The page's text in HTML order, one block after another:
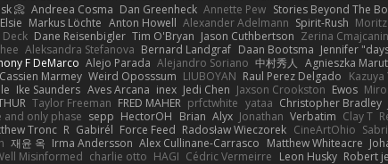
📀 Andreea Cosma Dan Greenheck Annette Pew Stories Beyond The
Elsie Markus Löchte Anton Howell Alexander Adelmann Spirit-Rush
Deck Dane Reisenbigler Tim O'Bryan Jason Cuthbertson Zerina Cmajcanin
Aleksandra Stefanova Bernard Landgraf Daan Bootsma Jennifer
F DeMarco Alejo Parada Alejandro Soriano 中村秀人 Agnieszka Marut
Marmey Weird Oposssum LIUBOYAN Raul Perez Delgado
Ike Saunders Aves Arcana inex Jedi Chen Jaxson Crookston Ewos
Taylor Freeman FRED MAHER prfctwhite yataa Christopher Bradley
and only phase sepp HectorOH Brian Alyx Jonathan Verbatim Clay T
Tronc R Gabirél Force Feed Radosław Wieczorek CineArtOhio
재윤 옥 Irma Andersson Alex Cullinane-Carrasco Matthew Whiteacre
Misinformed charlie otto HAGI Cédric Vermeirre Leon Husky Robert